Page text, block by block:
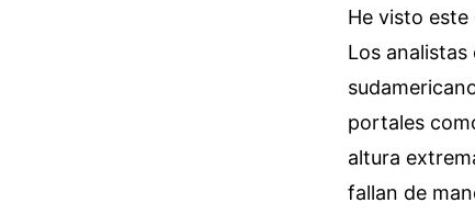
He visto
Los
portales
altura
fallan de